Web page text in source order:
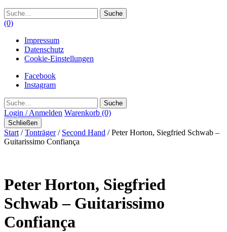
Suche
(0)
Impressum
Datenschutz
Cookie-Einstellungen
Facebook
Instagram
Suche
Login / Anmelden Warenkorb (0)
Schließen
Start /Tonträger/ Second Hand / Peter Horton, Siegfried Schwab –
Guitarissimo Confiança
Peter Horton, Siegfried
Schwab – Guitarissimo
Confiança